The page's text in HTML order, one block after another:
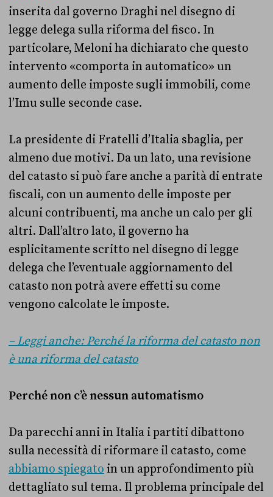
inserita dal governo Draghi nel disegno di
legge delega sulla riforma del fisco. In
particolare, Meloni ha dichiarato che questo
intervento «comporta in automatico» un
aumento delle imposte sugli immobili, come
l’Imu sulle seconde case.
La presidente di Fratelli d’Italia sbaglia, per
almeno due motivi. Da un lato, una revisione
del catasto si può fare anche a parità di entrate
fiscali, con un aumento delle imposte per
alcuni contribuenti, ma anche un calo per gli
altri. Dall’altro lato, il governo ha
esplicitamente scritto nel disegno di legge
delega che l’eventuale aggiornamento del
catasto non potrà avere effetti su come
vengono calcolate le imposte.
– Leggi anche: Perché la riforma del catasto non
è una riforma del catasto
Perché non c’è nessun automatismo
Da parecchi anni in Italia i partiti dibattono
sulla necessità di riformare il catasto, come
abbiamo spiegato in un approfondimento più
dettagliato sul tema. Il problema principale del